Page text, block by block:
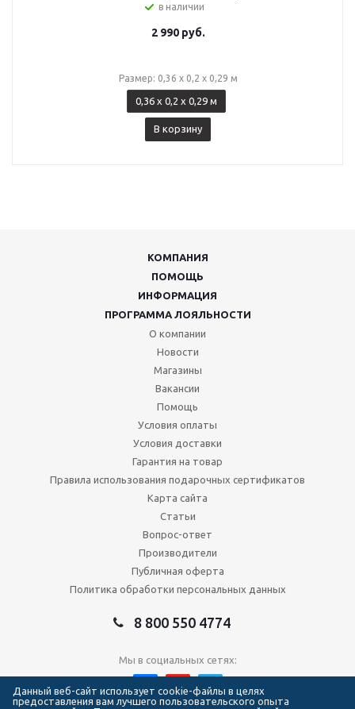
в наличии
2 990руб.
Размер: 0,36 х 0,2 х 0,29 м
0,36 х 0,2 х 0,29 м
В корзину
КОМПАНИЯ
ПОМОЩЬ
ИНФОРМАЦИЯ
ПРОГРАММА ЛОЯЛЬНОСТИ
О компании
Новости
Магазины
Вакансии
Помощь
Условия оплаты
Условия доставки
Гарантия на товар
Правила использования подарочных сертификатов
Карта сайта
Статьи
Вопрос-ответ
Производители
Публичная оферта
Политика обработки персональных данных
8 800 550 4774
Мы в социальных сетях:
Данный веб-сайт использует cookie-файлы в целях
предоставления вам лучшего пользовательского опыта